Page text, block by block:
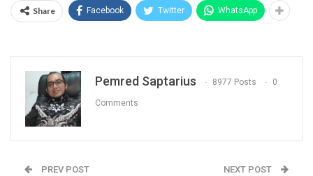
Share Facebook Twitter WhatsApp
Pemred Saptarius 8977 Posts 0
Comments
PREV POST NEXT POST